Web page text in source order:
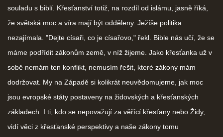
souladu s biblí. Křesťanství totiž, na rozdíl od islámu, jasně říká,
že světská moc a víra mají být odděleny. Ježíše politika
nezajímala. "Dejte císaři, co je císařovo," řekl. Bible nás učí, že se
máme podřídit zákonům země, v níž žijeme. Jako křesťanka už v
sobě nemám ten konflikt, nemusím řešit, které zákony mám
dodržovat. My na Západě si kolikrát neuvědomujeme, jak moc
jsou evropské státy postaveny na židovských a křesťanských
základech. I ti, kdo se nepovažují za věřící křesťany nebo Židy,
vidí věci z křesťanské perspektivy a naše zákony tomu